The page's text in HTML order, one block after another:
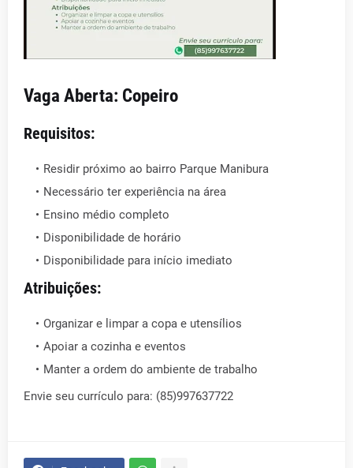
Vaga Aberta: Copeiro
Requisitos:
Residir próximo ao bairro Parque Manibura
Necessário ter experiência na área
Ensino médio completo
Disponibilidade de horário
Disponibilidade para início imediato
Atribuições:
Organizar e limpar a copa e utensílios
Apoiar a cozinha e eventos
Manter a ordem do ambiente de trabalho
Envie seu currículo para: (85)997637722